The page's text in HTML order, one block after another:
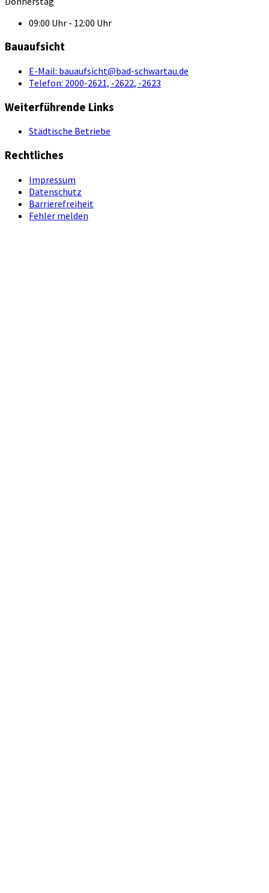
09:00 Uhr - 12:00 Uhr
Bauaufsicht
E-Mail: bauaufsicht@bad-schwartau.de
Telefon: 2000-2621, -2622, -2623
Weiterführende Links
Städtische Betriebe
Rechtliches
Impressum
Datenschutz
Barrierefreiheit
Fehler melden